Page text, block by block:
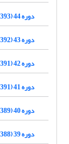
دوره 44 (1393)
دوره 43 (1392)
دوره 42 (1391)
دوره 41 (1391)
دوره 40 (1389)
دوره 39 (1388)